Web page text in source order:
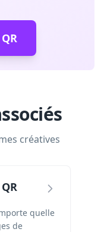
créatives
quelle
de